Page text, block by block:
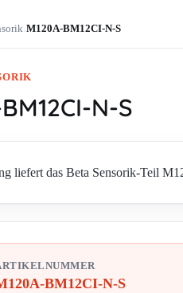
›M120A-BM12CI-N-S
N-S
liefert das Beta Sensorik-Teil
BM12CI-N-S